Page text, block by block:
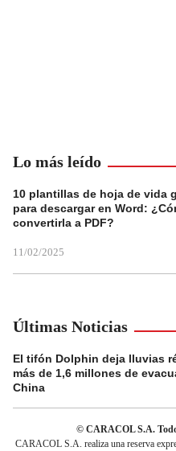
Lo más leído
10 plantillas de hoja de vida
para descargar en Word:
convertirla a PDF?
11/02/2025
Últimas Noticias
El tifón Dolphin deja lluvias
más de 1,6 millones de
China
© CARACOL S.A.
CARACOL S.A. realiza una reserva